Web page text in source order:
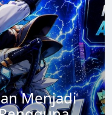
Menjadi